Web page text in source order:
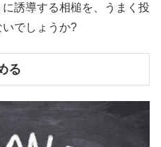
誘導する相槌を、うまく投
でしょうか?
る